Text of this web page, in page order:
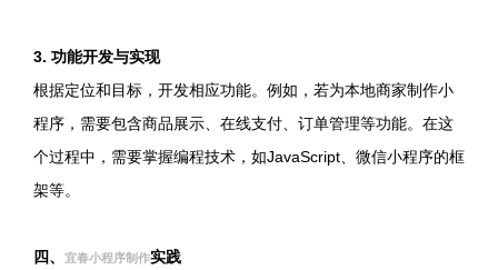
3. 功能开发与实现
根据定位和目标，开发相应功能。例如，若为本地商家制作小
程序，需要包含商品展示、在线支付、订单管理等功能。在这
个过程中，需要掌握编程技术，如JavaScript、微信小程序的框
架等。
四、 宜春小程序制作实践